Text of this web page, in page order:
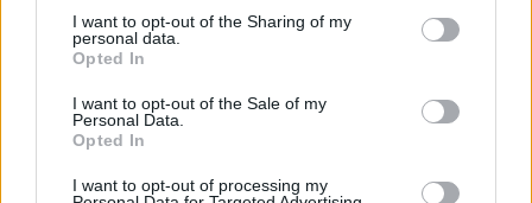
not limited to your visit or usage behaviour. You may click to
grant or deny consent to Google and its third-party tags to
use your data for below specified purposes in below Google
consent section.
I want to opt-out of the Sharing of my
personal data.
Opted In
I want to opt-out of the Sale of my
Personal Data.
Opted In
I want to opt-out of processing my